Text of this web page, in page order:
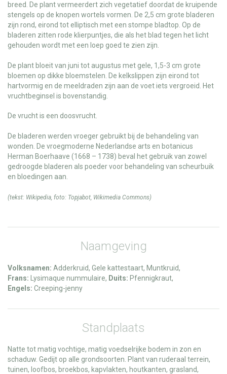
breed. De plant vermeerdert zich vegetatief doordat de kruipende
stengels op de knopen wortels vormen. De 2,5 cm grote bladeren
zijn rond, eirond tot elliptisch met een stompe bladtop. Op de
bladeren zitten rode klierpuntjes, die als het blad tegen het licht
gehouden wordt met een loep goed te zien zijn.
De plant bloeit van juni tot augustus met gele, 1,5-3 cm grote
bloemen op dikke bloemstelen. De kelkslippen zijn eirond tot
hartvormig en de meeldraden zijn aan de voet iets vergroeid. Het
vruchtbeginsel is bovenstandig.
De vrucht is een doosvrucht.
De bladeren werden vroeger gebruikt bij de behandeling van
wonden. De vroegmoderne Nederlandse arts en botanicus
Herman Boerhaave (1668 – 1738) beval het gebruik van zowel
gedroogde bladeren als poeder voor behandeling van scheurbuik
en bloedingen aan.
(tekst: Wikipedia , foto: Topjabot Wikimedia Commons)
Naamgeving
Volksnamen: Adderkruid, Gele kattestaart, Muntkruid,
Frans: Lysimaque nummulaire, Duits: Pfennigkraut,
Engels: Creeping-jenny
Standplaats
Natte tot matig vochtige, matig voedselrijke bodem in zon en
schaduw. Gedijt op alle grondsoorten. Plant van ruderaal terrein,
tuinen, loofbos, broekbos, kapvlakten, houtkanten, grasland,